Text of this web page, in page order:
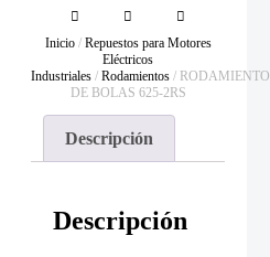
Inicio/ Repuestos para Motores
Eléctricos
Industriales / Rodamientos / RODAMIENTO
DE BOLAS 625-2RS
Descripción
Descripción